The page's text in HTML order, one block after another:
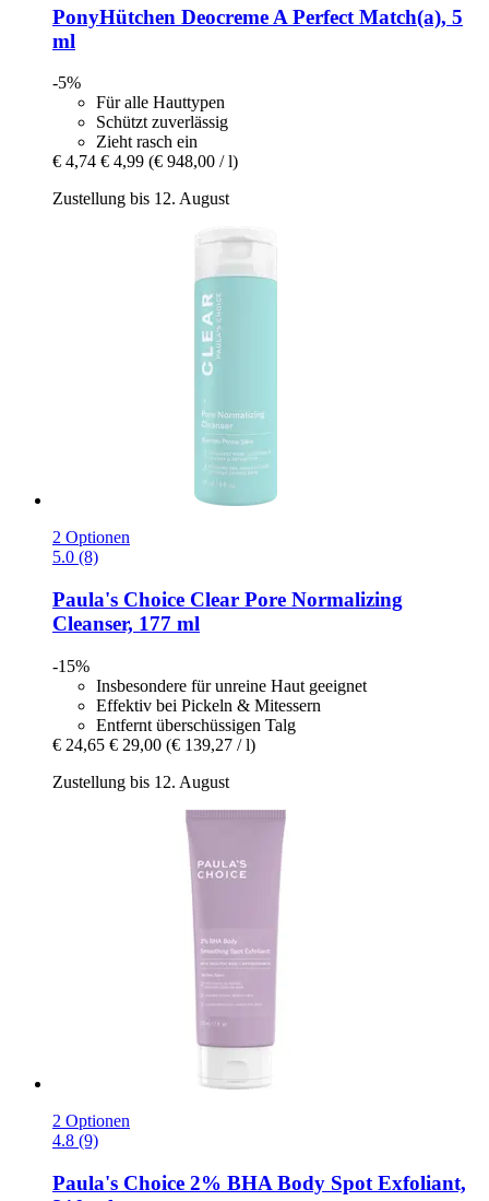
PonyHütchen Deocreme A Perfect Match(a), 5
ml
-5%
Für alle Hauttypen
Schützt zuverlässig
Zieht rasch ein
€ 4,74 € 4,99 (€ 948,00 / l)
Zustellung bis 12. August
2 Optionen
5.0 (8)
Paula's Choice Clear Pore Normalizing
Cleanser, 177 ml
-15%
Insbesondere für unreine Haut geeignet
Effektiv bei Pickeln & Mitessern
Entfernt überschüssigen Talg
€ 24,65 € 29,00 (€ 139,27 / l)
Zustellung bis 12. August
2 Optionen
4.8 (9)
Paula's Choice 2% BHA Body Spot Exfoliant,